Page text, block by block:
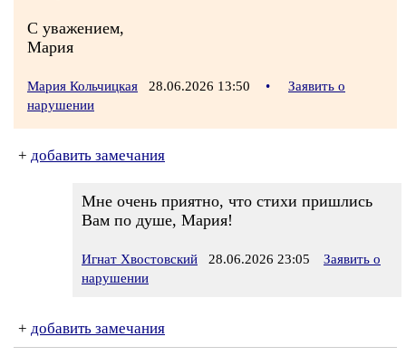
С уважением,
Мария
Мария Кольчицкая 28.06.2026 13:50 •
Заявить о
нарушении
+ добавить замечания
Мне очень приятно, что стихи пришлись
Вам по душе, Мария!
Игнат Хвостовский 28.06.2026 23:05
Заявить о
нарушении
+ добавить замечания